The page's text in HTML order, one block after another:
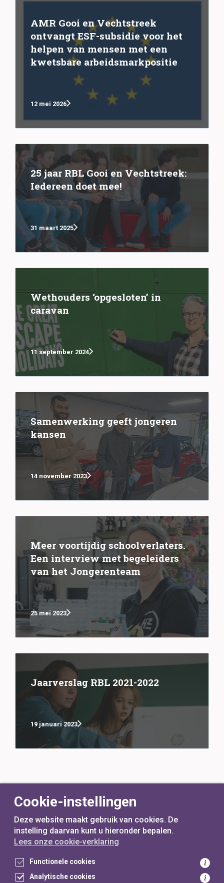
AMR Gooi en Vechtstreek
ontvangt ESF-subsidie voor het
helpen van mensen met een
kwetsbare arbeidsmarkpositie
12 mei 2026
25 jaar RBL Gooi en Vechtstreek:
Iedereen doet mee!
31 maart 2025
Wethouders ‘opgesloten’ in
caravan
11 september 2024
Samenwerking geeft jongeren
kansen
14 november 2023
Meer voortijdig schoolverlaters.
Een interview met begeleiders
van het Jongerenteam
25 mei 2023
Jaarverslag RBL 2021-2022
19 januari 2023
voor inwoners,metgemeenten
Toegankelijkheidsverklaring
Cookie-instellingen
Deze website maakt gebruik van cookies. De
instelling daarvan kunt u hieronder bepalen.
Lees onze cookie-verklaring
Functionele cookies i
Analytische cookies i